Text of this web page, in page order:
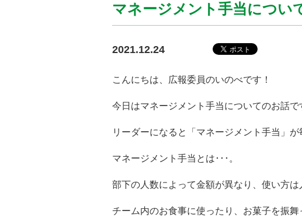
マネージメント手当につい
2021.12.24
こんにちは、広報委員のいのべです！
今日はマネージメント手当についてのお話で
リーダーになると「マネージメント手当」が
マネージメント手当とは･･･。
部下の人数によって金額が異なり、使い方は
チーム内のお食事に使ったり、お菓子を振舞